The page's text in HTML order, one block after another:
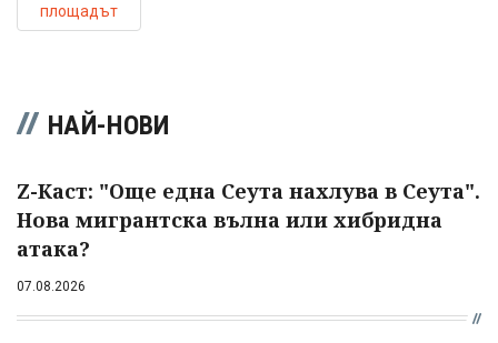
площадът
НАЙ-НОВИ
Z-Каст: "Още една Сеута нахлува в Сеута".
Нова мигрантска вълна или хибридна
атака?
07.08.2026